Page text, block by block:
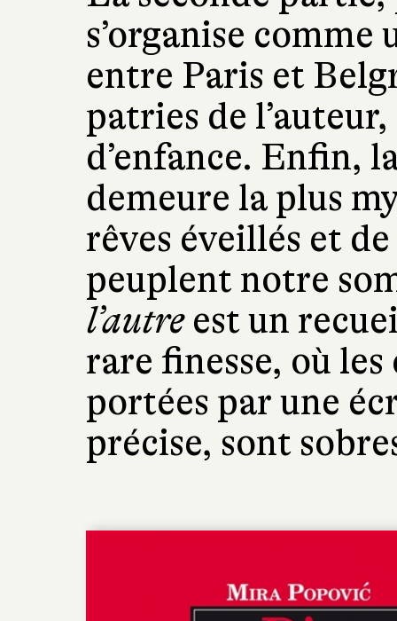
s’organise
entre Paris et
patries de
d’enfance. Enfin,
demeure la plus
rêves éveillés et
peuplent notre
l’autreest un
rare finesse, où
portées par une
précise, sont